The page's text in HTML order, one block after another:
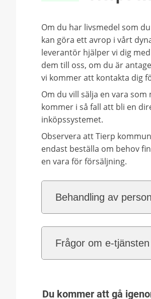
Om du har livsmedel som
kan göra ett avrop i vårt
leverantör hjälper vi dig
dem till oss, om du är
vi kommer att kontakta dig
Om du vill sälja en vara
kommer i så fall att bli en
inköpssystemet.
Observera att Tierp
endast beställa om behov
en vara för försäljning.
Behandling av
Frågor om e-tjänsten
Du kommer att gå